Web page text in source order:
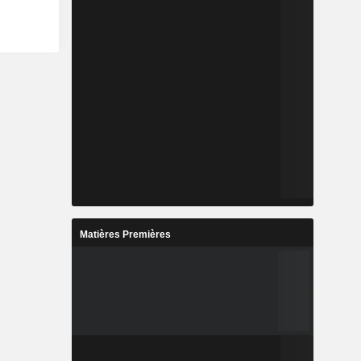
Matières Premières